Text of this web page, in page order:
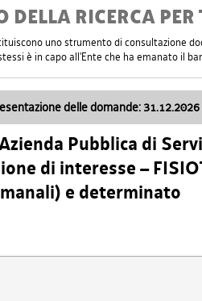
DELLA RICERCA
uno strumento di consultazione
è in capo all'Ente che ha emanato il
delle domande: 31.12.2026
Pubblica di
di interesse –
e determinato